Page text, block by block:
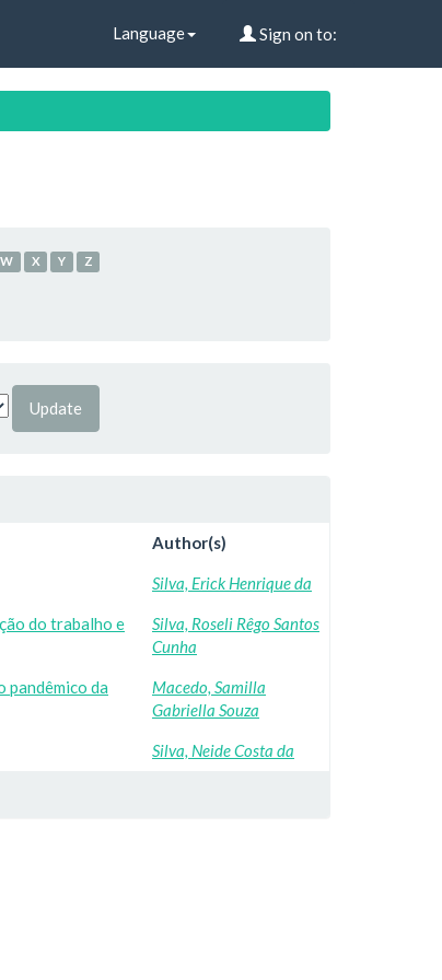
Language Sign on to:
W X Y Z
Author(s)
Silva, Erick Henrique da
do trabalho e
Silva, Roseli Rêgo Santos
Cunha
pandêmico da
Macedo, Samilla
Gabriella Souza
Silva, Neide Costa da